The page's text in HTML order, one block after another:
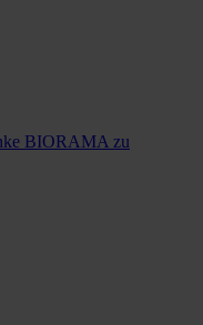
BIORAMA zu